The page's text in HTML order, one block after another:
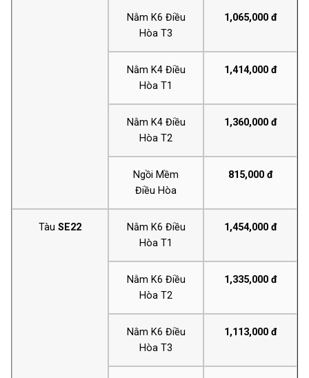
Nằm K6 Điều
Hòa T3
1,065,000 đ
Nằm K4 Điều
Hòa T1
1,414,000 đ
Nằm K4 Điều
Hòa T2
1,360,000 đ
Ngồi Mềm
Điều Hòa
815,000 đ
Tàu SE22
Nằm K6 Điều
Hòa T1
1,454,000 đ
Nằm K6 Điều
Hòa T2
1,335,000 đ
Nằm K6 Điều
Hòa T3
1,113,000 đ